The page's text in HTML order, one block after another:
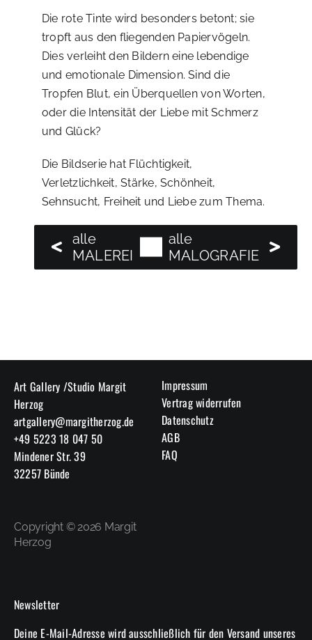
Die rote Tinte wird besonders betont; sie
tropft aus den fliegenden Papiervögeln.
Dies verleiht den Bildern eine lebendige
und emotionale Dimension. Sind die
Tropfen Blut, ein Überquellen von Worten,
oder die Intensität der Liebe mit Schmerz
und Glück?
Die Bildserie hat Flüchtigkeit,
Verletzlichkeit, Stärke, Schönheit,
Sehnsucht, Freiheit und Liebe zum Thema.
alle
MALEREI
alle
MALOGRAFIE
Art Gallery /Studio Margit
Herzog
artgallery@margitherzog.de
+49 5223 18 047 50
Mindener Str. 39
32257 Bünde
Copyright © 2026 Margit
Herzog
Impressum
Vertrag widerrufen
Datenschutz
AGB
FAQ
Newsletter
Deine E-Mail-Adresse wird ausschließlich für den Versand unseres